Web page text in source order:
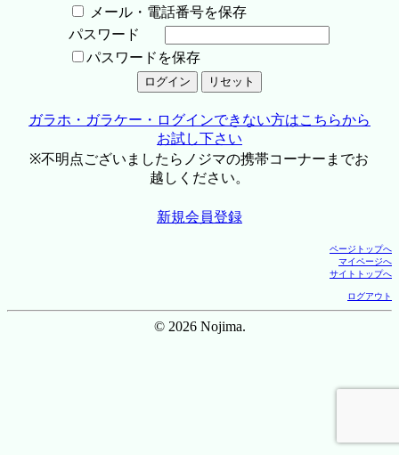
メール・電話番号を保存
パスワード
パスワードを保存
ガラホ・ガラケー・ログインできない方はこちらから
お試し下さい
※不明点ございましたらノジマの携帯コーナーまでお
越しください。
新規会員登録
ページトップへ
マイページへ
サイトトップへ
ログアウト
© 2026 Nojima.